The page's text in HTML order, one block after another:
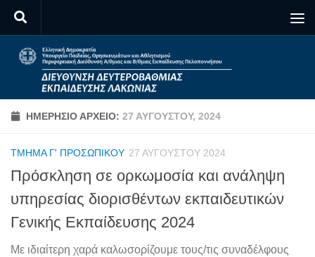
Skip to content
ΗΜΕΡΉΣΙΟ ΑΡΧΕΊΟ: 27 ΑΥΓΟΎΣΤΟΥ, 2024
ΤΜΉΜΑ Γ' ΠΡΟΣΩΠΙΚΟΎ 27 ΑΥΓΟΎΣΤΟΥ 2024
Πρόσκληση σε ορκωμοσία και ανάληψη
υπηρεσίας διορισθέντων εκπαιδευτικών
Γενικής Εκπαίδευσης 2024
Με ιδιαίτερη χαρά καλωσορίζουμε τους/τις συναδέλφους